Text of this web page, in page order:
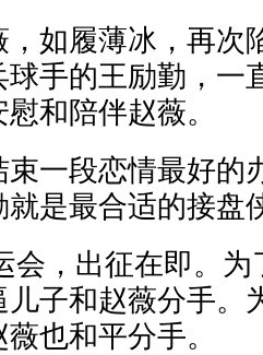
如履薄冰，再次
手的王励勤，一
和陪伴赵薇。
一段恋情最好的
是最合适的接盘
会，出征在即。
子和赵薇分手。
也和平分手。